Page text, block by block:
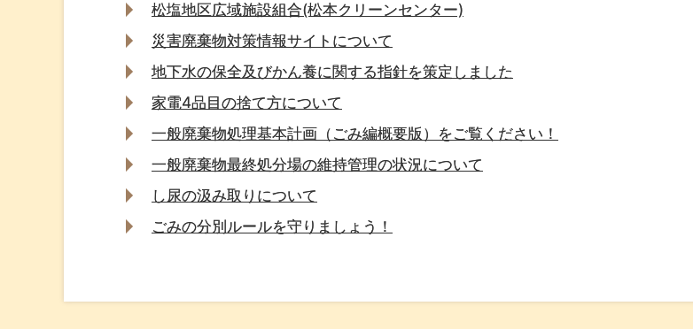
松塩地区広域施設組合(松本クリーンセンター)
災害廃棄物対策情報サイトについて
地下水の保全及びかん養に関する指針を策定しました
家電4品目の捨て方について
一般廃棄物処理基本計画（ごみ編概要版）をご覧ください！
一般廃棄物最終処分場の維持管理の状況について
し尿の汲み取りについて
ごみの分別ルールを守りましょう！